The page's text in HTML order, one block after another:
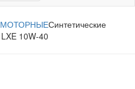
МОТОРНЫЕСинтетические
10W-40